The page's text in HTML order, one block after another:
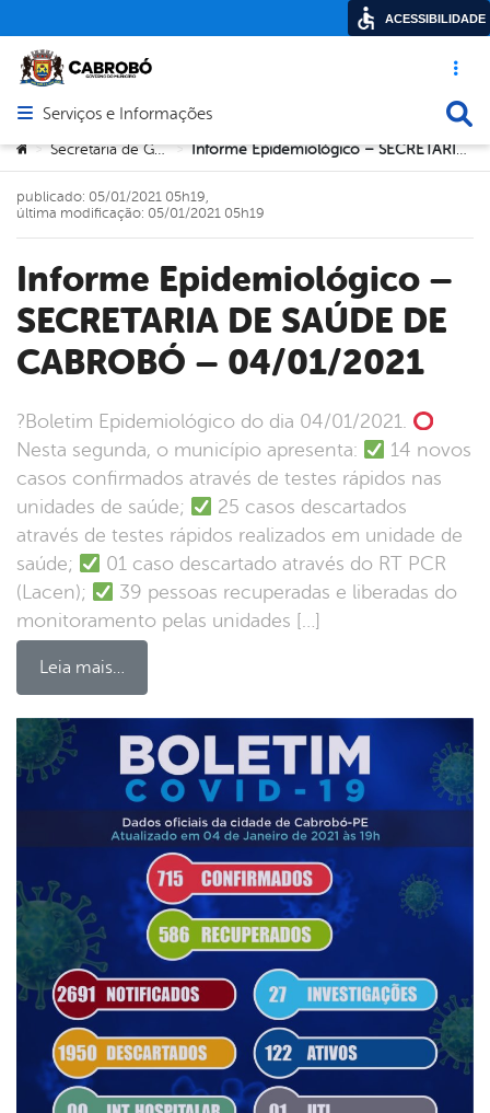
Acesso
Abrir menu principal de navegação
Serviços e Informações
Você está aqui:
> Secretaria de Governo > Informe Epidemiológico – SECRETARIA DE SAÚDE DE CABROBÓ – 04/01/2021
Informe Epidemiológico –
SECRETARIA DE SAÚDE DE
CABROBÓ – 04/01/2021
?Boletim Epidemiológico do dia 04/01/2021.
Nesta segunda, o município apresenta:
14 novos
casos confirmados através de testes rápidos nas
unidades de saúde;
25 casos descartados
através de testes rápidos realizados em unidade de
saúde;
01 caso descartado através do RT PCR
(Lacen);
39 pessoas recuperadas e liberadas do
monitoramento pelas unidades […]
Leia mais…
publicado: 05/01/2021 05h19,
última modificação: 05/01/2021 05h19
ACESSIBILIDADE